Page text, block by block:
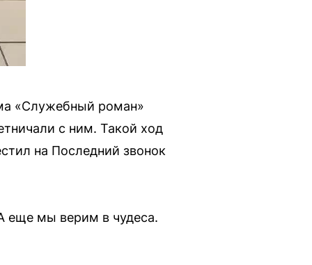
«Служебный роман»
с ним. Такой ход
на Последний звонок
еще мы верим в чудеса.